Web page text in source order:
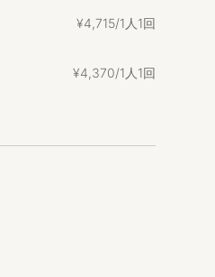
しいただけます。
れでも気兼ねなく滞在し
方にも大変便利な環境で
は農業をしながら自然と
¥4,715/1人1回
¥4,370/1人1回